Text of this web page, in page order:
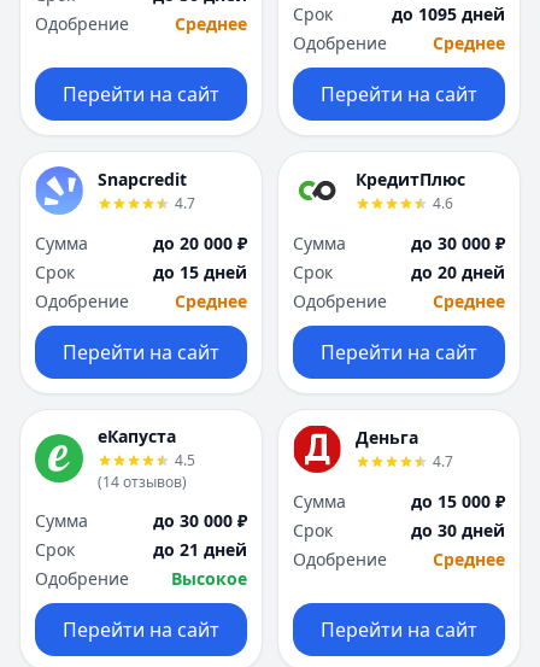
Одобрение
Среднее
Перейти на сайт
Срок
до 1095 дней
Одобрение
Среднее
Перейти на сайт
Snapcredit
4.7
Сумма
до 20 000 ₽
Срок
до 15 дней
Одобрение
Среднее
Перейти на сайт
КредитПлюс
4.6
Сумма
до 30 000 ₽
Срок
до 20 дней
Одобрение
Среднее
Перейти на сайт
еКапуста
4.5
(14отзывов)
Сумма
до 30 000 ₽
Срок
до 21 дней
Одобрение
Высокое
Перейти на сайт
Деньга
4.7
Сумма
до 15 000 ₽
Срок
до 30 дней
Одобрение
Среднее
Перейти на сайт